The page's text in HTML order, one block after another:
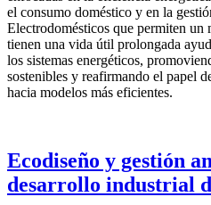
el consumo doméstico y en la
Electrodomésticos que permiten
tienen una vida útil prolongada
los sistemas energéticos,
sostenibles y reafirmando el papel
hacia modelos más eficientes.
Ecodiseño y gestión
desarrollo industrial